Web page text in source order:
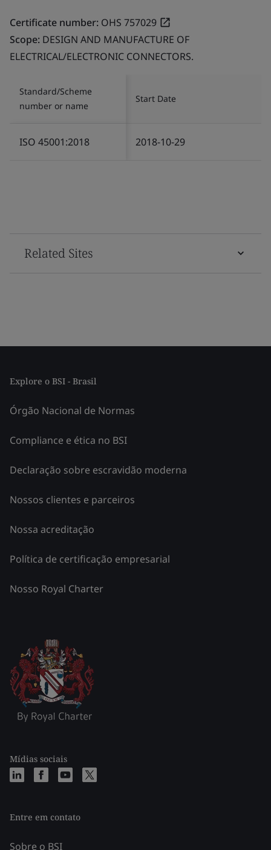
Certificate number: OHS 757029
Scope: DESIGN AND MANUFACTURE OF
ELECTRICAL/ELECTRONIC CONNECTORS.
Standard/Scheme
number or name
Start Date
ISO 45001:2018 2018-10-29
Related Sites
Explore o BSI - Brasil
Órgão Nacional de Normas
Compliance e ética no BSI
Declaração sobre escravidão moderna
Nossos clientes e parceiros
Nossa acreditação
Política de certificação empresarial
Nosso Royal Charter
Mídias sociais
Entre em contato
Sobre o BSI